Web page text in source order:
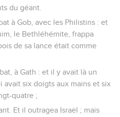
du géant.
à Gob, avec les Philistins : et
le Bethléhémite, frappa
de sa lance était comme
à Gath : et il y avait là un
avait six doigts aux mains et six
quatre ;
Et il outragea Israël ; mais